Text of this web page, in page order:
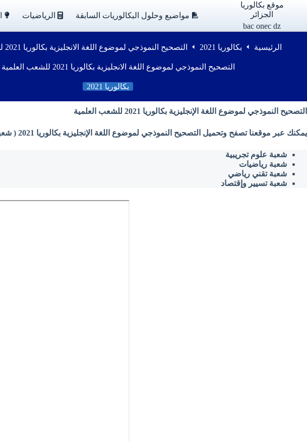
موقع بكالوريا
الجزائر
bac onec dz
مواضيع وحلول البكالوريات السابقة الرياضيات
الرئيسية بكالوريا 2021 التصحيح النموذجي لموضوع اللغة الانجليزية بكالوريا 2021 للشعب العلمية
التصحيح النموذجي لموضوع اللغة الانجليزية بكالوريا 2021 للشعب العلمية
بكالوريا 2021
التصحيح النموذجي لموضوع اللغة الإنجليزية بكالوريا 2021 للشعب العلمية
يمكنك عبر موقعنا تصفح وتحميل التصحيح النموذجي لموضوع اللغة الإنجليزية بكالوريا 2021 ( شعبة علوم تجريبية ، شعبة رياضيات ، شعبة تقني رياضي ، شعبة تسيير وإقتصاد ) من وزارة التربية الوطنية بصيغة PDF
شعبة علوم تجريبية
شعبة رياضيات
شعبة تقني رياضي
شعبة تسيير وإقتصاد